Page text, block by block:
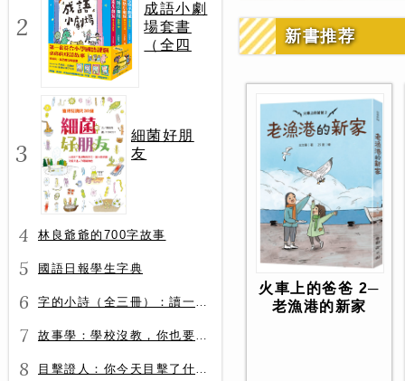
2
成語小劇
場套書
（全四
3
細菌好朋
友
4 林良爺爺的700字故事
5 國語日報學生字典
6 字的小詩（全三冊）：讀一首詩，交一個字朋友（字字小宇宙+字字看心情+字字有意思）
7 故事學：學校沒教，你也要會的表達力
8 目擊證人：你今天目擊了什麼？
新書推荐
火車上的爸爸 2─
老漁港的新家